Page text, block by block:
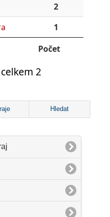
2
1
Počet
2
Hledat